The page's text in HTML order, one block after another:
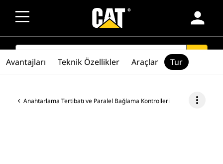
person
SEARCH
Anahtarlama Tertibatı ve Paralel Bağlama Kontrolleri more_vert
Avantajları Teknik Özellikler Araçlar Tur